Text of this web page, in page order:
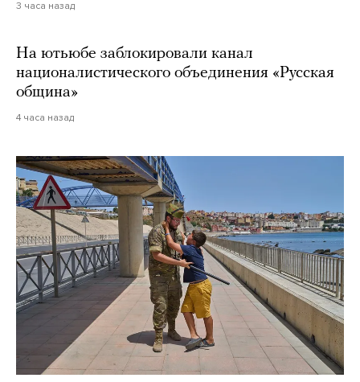
3 часа назад
На ютьюбе заблокировали канал
националистического объединения «Русская
община»
4 часа назад